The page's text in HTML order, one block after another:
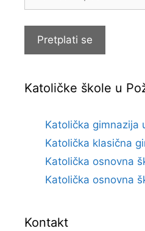
Pretplati se
Katoličke škole u
Katolička gimnazija
Katolička klasična
Katolička osnovna
Katolička osnovna
Kontakt